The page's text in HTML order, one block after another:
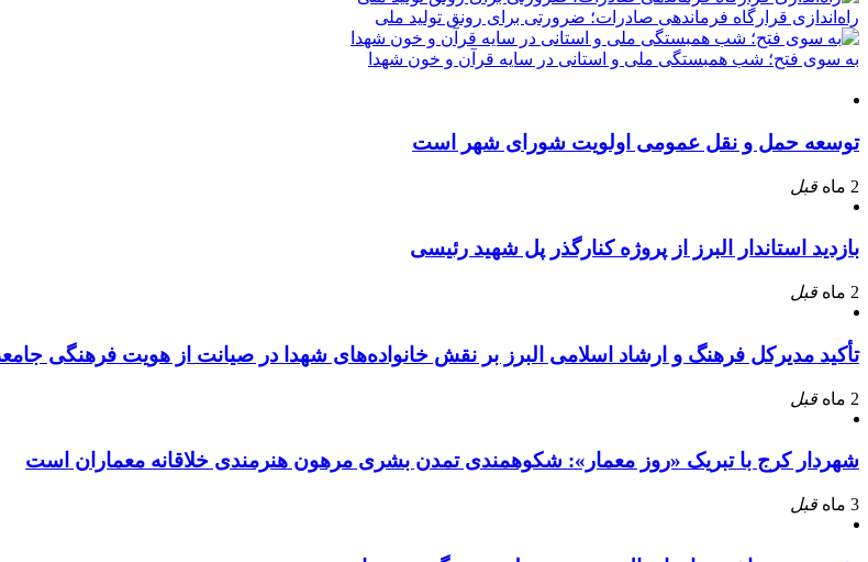
راه‌اندازی قرارگاه فرماندهی صادرات؛ ضرورتی برای رونق تولید ملی
به سوی فتح؛ شب همبستگی ملی و استانی در سایه قرآن و خون شهدا
توسعه حمل و نقل عمومی اولویت شورای شهر است
2 ماه قبل
بازدید استاندار البرز از پروژه کنارگذر پل شهید رئیسی
2 ماه قبل
تأکید مدیرکل فرهنگ و ارشاد اسلامی البرز بر نقش خانواده‌های شهدا در صیانت از هویت فرهنگی
2 ماه قبل
شهردار کرج با تبریک «روز معمار»: شکوهمندی تمدن بشری مرهون هنرمندی خلاقانه معماران است
3 ماه قبل